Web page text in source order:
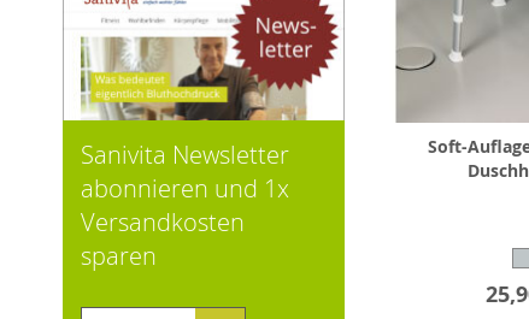
Soft-
Sanivita Newsletter
abonnieren und 1x
Versandkosten
sparen